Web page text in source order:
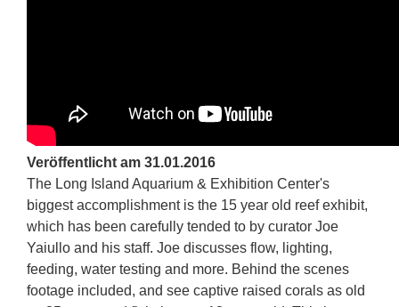
Veröffentlicht am 31.01.2016
The Long Island Aquarium & Exhibition Center's
biggest accomplishment is the 15 year old reef exhibit,
which has been carefully tended to by curator Joe
Yaiullo and his staff. Joe discusses flow, lighting,
feeding, water testing and more. Behind the scenes
footage included, and see captive raised corals as old